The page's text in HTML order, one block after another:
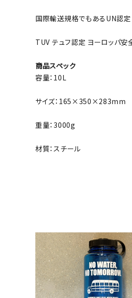
国際輸送規格でもあるUN認
TUV テュフ認定 ヨーロッパ
商品スペック
容量：10L
サイズ：165×350×283mm
重量：3000g
材質：スチール